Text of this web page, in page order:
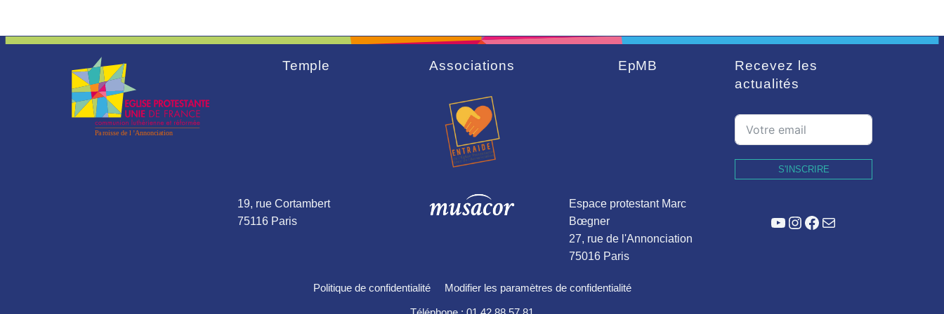
Temple
19, rue Cortambert
75116 Paris
Associations EpMB
Espace protestant Marc
Bœgner
27, rue de l'Annonciation
75016 Paris
Recevez les
actualités
S'INSCRIRE
YouTube
Instagram
Facebook
E-mail
Politique de confidentialité Modifier les paramètres de confidentialité